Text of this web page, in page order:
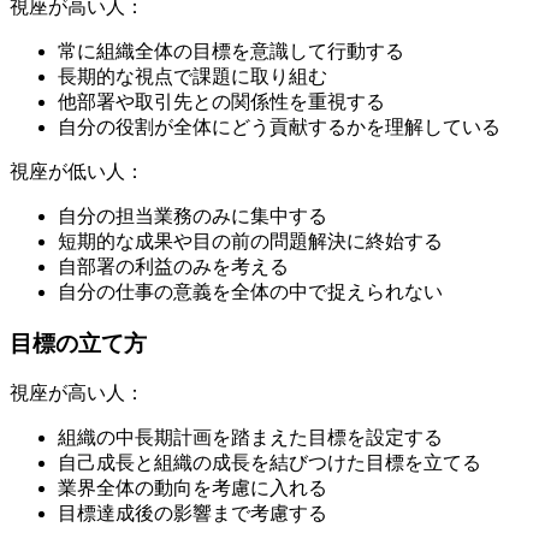
視座が高い人：
常に組織全体の目標を意識して行動する
長期的な視点で課題に取り組む
他部署や取引先との関係性を重視する
自分の役割が全体にどう貢献するかを理解している
視座が低い人：
自分の担当業務のみに集中する
短期的な成果や目の前の問題解決に終始する
自部署の利益のみを考える
自分の仕事の意義を全体の中で捉えられない
目標の立て方
視座が高い人：
組織の中長期計画を踏まえた目標を設定する
自己成長と組織の成長を結びつけた目標を立てる
業界全体の動向を考慮に入れる
目標達成後の影響まで考慮する